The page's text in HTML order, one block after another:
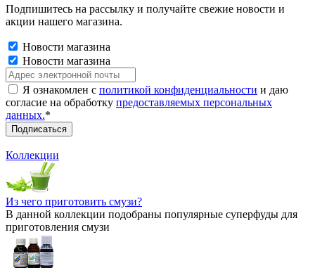
Подпишитесь на рассылку и получайте свежие новости и
акции нашего магазина.
Новости магазина
Новости магазина
Я ознакомлен с политикой конфиденциальности и даю
согласие на обработку предоставляемых персональных
данных.*
Коллекции
Из чего приготовить смузи?
В данной коллекции подобраны популярные суперфуды для
приготовления смузи